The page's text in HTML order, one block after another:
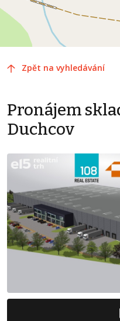
Zpět na vyhledávání
Pronájem
Duchcov